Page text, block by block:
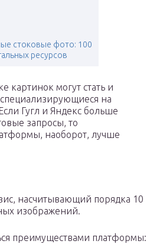
стоковые фото: 100
ресурсов
картинок могут стать и
на
Гугл и Яндекс больше
запросы, то
наоборот, лучше
насчитывающий порядка 10
изображений.
преимуществами платформы: